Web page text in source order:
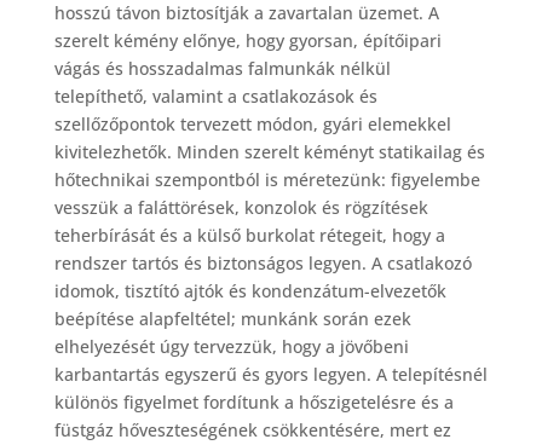
hosszú távon biztosítják a zavartalan üzemet. A
szerelt kémény előnye, hogy gyorsan, építőipari
vágás és hosszadalmas falmunkák nélkül
telepíthető, valamint a csatlakozások és
szellőzőpontok tervezett módon, gyári elemekkel
kivitelezhetők. Minden szerelt kéményt statikailag és
hőtechnikai szempontból is méretezünk: figyelembe
vesszük a faláttörések, konzolok és rögzítések
teherbírását és a külső burkolat rétegeit, hogy a
rendszer tartós és biztonságos legyen. A csatlakozó
idomok, tisztító ajtók és kondenzátum-elvezetők
beépítése alapfeltétel; munkánk során ezek
elhelyezését úgy tervezzük, hogy a jövőbeni
karbantartás egyszerű és gyors legyen. A telepítésnél
különös figyelmet fordítunk a hőszigetelésre és a
füstgáz hőveszteségének csökkentésére, mert ez